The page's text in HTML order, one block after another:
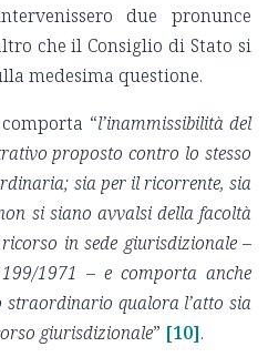
due pronunce
che il Consiglio di Stato si
medesima questione.
“l’inammissibilità del
proposto contro lo stesso
sia per il ricorrente, sia
si siano avvalsi della facoltà
in sede giurisdizionale –
1971 – e comporta anche
straordinario qualora l’atto sia
giurisdizionale” [10].